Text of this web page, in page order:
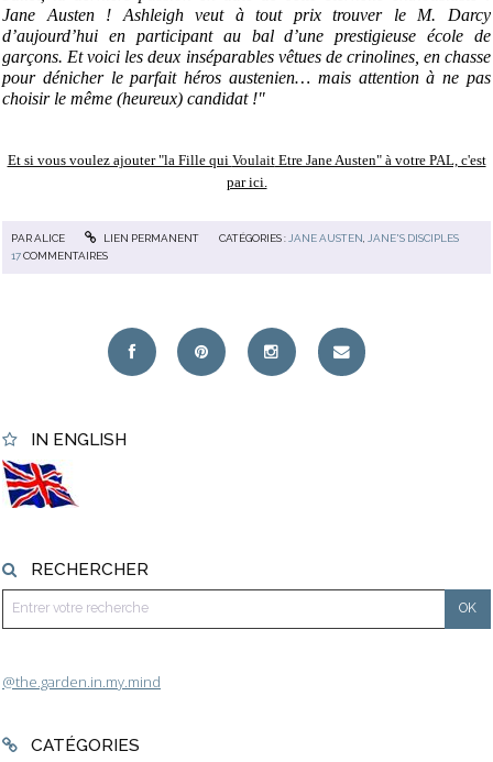
Jane Austen ! Ashleigh veut à tout prix trouver le M. Darcy
d’aujourd’hui en participant au bal d’une prestigieuse école de
garçons. Et voici les deux inséparables vêtues de crinolines, en chasse
pour dénicher le parfait héros austenien… mais attention à ne pas
choisir le même (heureux) candidat !"
Et si vous voulez ajouter "la Fille qui VoulaitEtre Jane Austen" à votre PAL, c'est
par ici.
PARALICE LIEN PERMANENT CATÉGORIES : JANE AUSTEN
JANE'S DISCIPLES
17COMMENTAIRES
IN ENGLISH
RECHERCHER
@the.garden.in.my.mind
CATÉGORIES